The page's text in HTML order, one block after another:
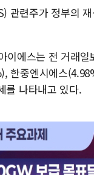
관련주가 정부의
이에스는 전 거래
한중엔시에스
를 나타내고 있다.